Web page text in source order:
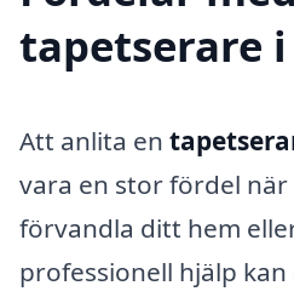
tapetserare
Att anlita en
vara en stor fördel
förvandla ditt hem
professionell hjälp